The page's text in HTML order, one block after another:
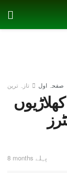
صفحہ اول تازہ ترین
کرکٹرز
8 months پہلے